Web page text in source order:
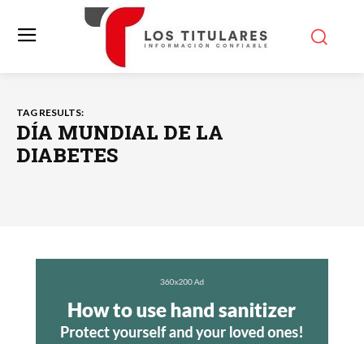
TAG RESULTS:
DÍA MUNDIAL DE LA
DIABETES